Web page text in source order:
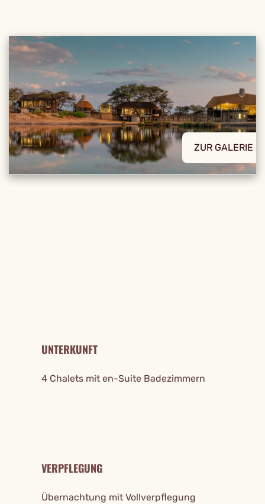
ZUR GALERIE
UNTERKUNFT
4 Chalets mit en-Suite Badezimmern
VERPFLEGUNG
Übernachtung mit Vollverpflegung